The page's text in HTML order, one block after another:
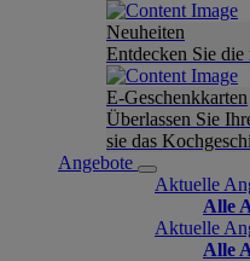
Neuheiten
Entdecken Sie
E-Geschenkkarten
Überlassen Sie
sie das
Angebote
Aktuelle
Alle
Aktuelle
Alle